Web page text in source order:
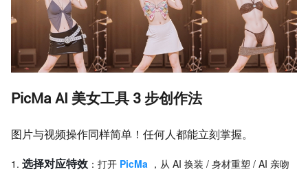
PicMa AI 美女工具 3 步创作法
图片与视频操作同样简单！任何人都能立刻掌握。
选择对应特效 ：打开 PicMa ，从 AI 换装 / 身材重塑 / AI 亲吻